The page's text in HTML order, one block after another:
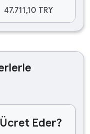
47.711,10 TRY
Eder?